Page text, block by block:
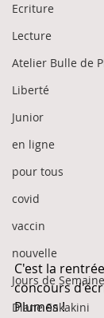
Ecriture
Lecture
Atelier Bulle de
Liberté
Junior
en ligne
pour tous
covid
vaccin
nouvelle
Jours de Semaine
Diane Sakakini
C'est la
concours
Plumes !